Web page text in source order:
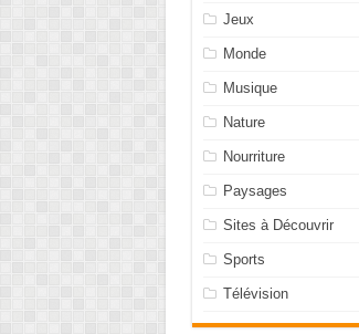
Jeux
Monde
Musique
Nature
Nourriture
Paysages
Sites à Découvrir
Sports
Télévision